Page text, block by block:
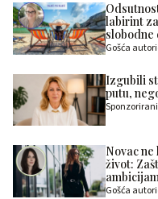
labirint
slobodne
Gošća
Izgubili
putu,
Novac
život:
Gošća